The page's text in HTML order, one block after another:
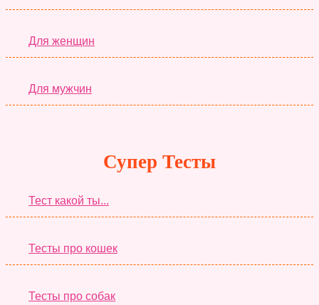
Для женщин
Для мужчин
Супер Тесты
Тест какой ты...
Тесты про кошек
Тесты про собак